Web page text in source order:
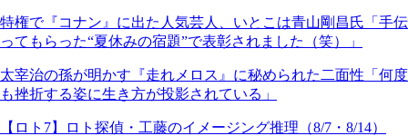
特権で『コナン』に出た人気芸人、いとこは青山剛昌氏「手伝
ってもらった“夏休みの宿題”で表彰されました（笑）」
太宰治の孫が明かす『走れメロス』に秘められた二面性「何度
も挫折する姿に生き方が投影されている」
【ロト7】ロト探偵・工藤のイメージング推理（8/7・8/14）